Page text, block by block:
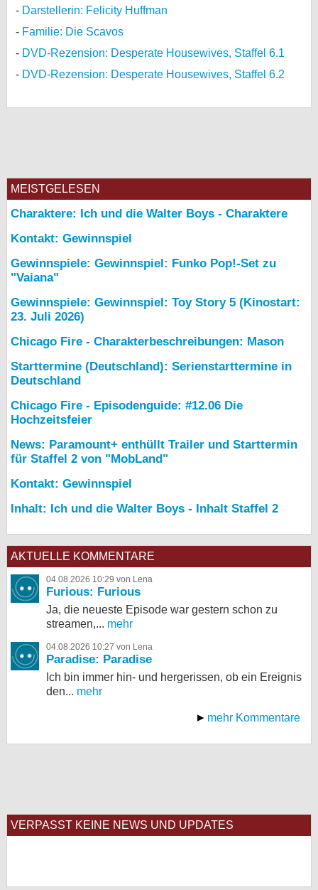
Darstellerin: Felicity Huffman
Familie: Die Scavos
DVD-Rezension: Desperate Housewives, Staffel 6.1
DVD-Rezension: Desperate Housewives, Staffel 6.2
MEISTGELESEN
Charaktere: Ich und die Walter Boys - Charaktere
Kontakt: Gewinnspiel
Gewinnspiele: Gewinnspiel: Funko Pop!-Set zu
"Vaiana"
Gewinnspiele: Gewinnspiel: Toy Story 5 (Kinostart:
23. Juli 2026)
Chicago Fire - Charakterbeschreibungen: Mason
Starttermine (Deutschland): Serienstarttermine in
Deutschland
Chicago Fire - Episodenguide: #12.06 Die
Hochzeitsfeier
News: Paramount+ enthüllt Trailer und Starttermin
für Staffel 2 von "MobLand"
Kontakt: Gewinnspiel
Inhalt: Ich und die Walter Boys - Inhalt Staffel 2
AKTUELLE KOMMENTARE
04.08.2026 10:29 von Lena
Furious: Furious
Ja, die neueste Episode war gestern schon zu
streamen,... mehr
04.08.2026 10:27 von Lena
Paradise: Paradise
Ich bin immer hin- und hergerissen, ob ein Ereignis
den... mehr
mehr Kommentare
VERPASST KEINE NEWS UND UPDATES